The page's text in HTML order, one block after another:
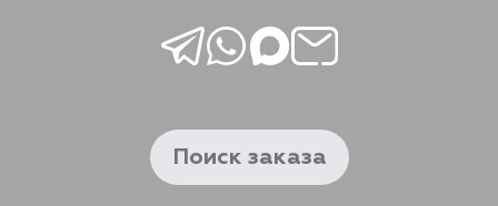
Поиск заказа